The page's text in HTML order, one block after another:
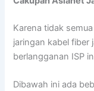
Karena tidak
jaringan kabel fiber
berlangganan ISP
Dibawah ini ada